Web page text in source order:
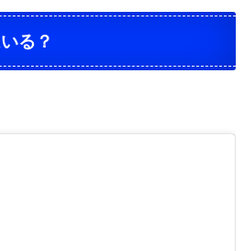
る？